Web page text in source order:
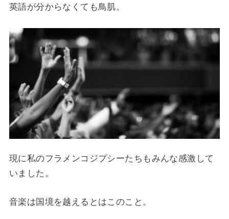
英語が分からなくても鳥肌。
現に私のフラメンコジプシーたちもみんな感激して
いました。
音楽は国境を越えるとはこのこと。